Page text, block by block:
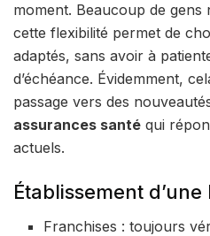
moment. Beaucoup de gens
cette flexibilité permet de
adaptés, sans avoir à
d’échéance. Évidemment,
passage vers des
assurances santé qui
actuels.
Établissement
Franchises : toujours